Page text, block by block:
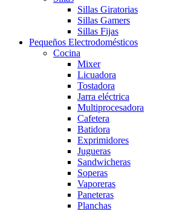
Sillas Giratorias
Sillas Gamers
Sillas Fijas
Pequeños Electrodomésticos
Cocina
Mixer
Licuadora
Tostadora
Jarra eléctrica
Multiprocesadora
Cafetera
Batidora
Exprimidores
Jugueras
Sandwicheras
Soperas
Vaporeras
Paneteras
Planchas